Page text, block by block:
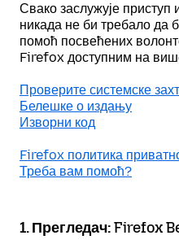
Свако заслужује приступ
никада не би требало да
помоћ посвећених
Firefox доступним на
Проверите системске
Белешке о издању
Изворни код
Firefox политика
Треба вам помоћ?
1. Прегледач:Firefox